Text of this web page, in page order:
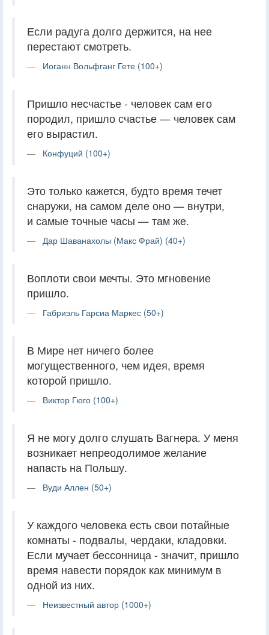
Если радуга долго держится, на нее
перестают смотреть.
Иоганн Вольфганг Гете (100+)
Пришло несчастье - человек сам его
породил, пришло счастье — человек сам
его вырастил.
Конфуций (100+)
Это только кажется, будто время течет
снаружи, на самом деле оно — внутри,
и самые точные часы — там же.
Дар Шаванахолы (Макс Фрай) (40+)
Воплоти свои мечты. Это мгновение
пришло.
Габриэль Гарсиа Маркес (50+)
В Мире нет ничего более
могущественного, чем идея, время
которой пришло.
Виктор Гюго (100+)
Я не могу долго слушать Вагнера. У меня
возникает непреодолимое желание
напасть на Польшу.
Вуди Аллен (50+)
У каждого человека есть свои потайные
комнаты - подвалы, чердаки, кладовки.
Если мучает бессонница - значит, пришло
время навести порядок как минимум в
одной из них.
Неизвестный автор (1000+)